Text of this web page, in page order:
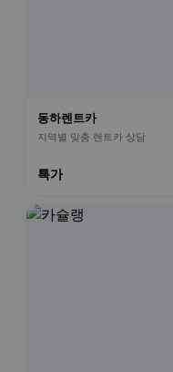
동하렌트카
지역별 맞춤 렌트카 상담
특가